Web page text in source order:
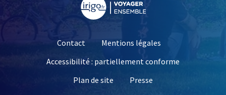
Contact
Mentions légales
Accessibilité : partiellement conforme
Plan de site
Presse